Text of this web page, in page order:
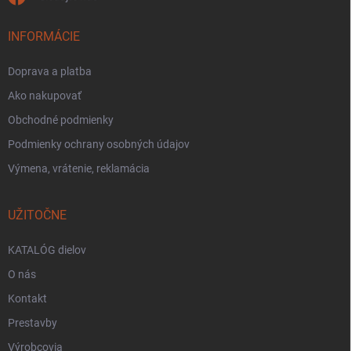
INFORMÁCIE
Doprava a platba
Ako nakupovať
Obchodné podmienky
Podmienky ochrany osobných údajov
Výmena, vrátenie, reklamácia
UŽITOČNE
KATALÓG dielov
O nás
Kontakt
Prestavby
Výrobcovia